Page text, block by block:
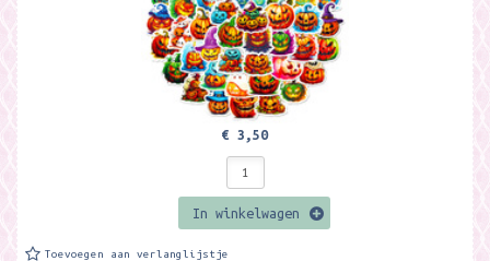
€ 3,50
In winkelwagen
Toevoegen aan verlanglijstje